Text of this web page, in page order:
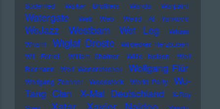
Südenfed
Walker Brothers Wanda Warpaint
Watergate Web Web Weird Al Yankovic
WeJazz Westbam Wet Leg
Wham
Wham!
Wiglaf Droste
Wildecker Herzbuben
Will Ferrell
William Shatner Willie Nelson
Wolf
Biermann
Wolf Wondratschek Wolfgang Flür
Wolfgang Zechner Woodstock World Party
Wu-
Tang Clan
X-Mal Deutschland
X-Ray